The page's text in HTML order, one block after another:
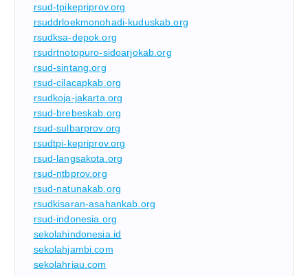
rsud-tpikepriprov.org
rsuddrloekmonohadi-kuduskab.org
rsudksa-depok.org
rsudrtnotopuro-sidoarjokab.org
rsud-sintang.org
rsud-cilacapkab.org
rsudkoja-jakarta.org
rsud-brebeskab.org
rsud-sulbarprov.org
rsudtpi-kepriprov.org
rsud-langsakota.org
rsud-ntbprov.org
rsud-natunakab.org
rsudkisaran-asahankab.org
rsud-indonesia.org
sekolahindonesia.id
sekolahjambi.com
sekolahriau.com